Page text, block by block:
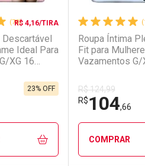
(78)
R$ 4,16/TIRA
Descartável
Ideal Para
XG 16
23% OFF
Roupa Íntima
Fit para
Vazamentos G/
R$ 124,99
R$104,66
COMPRAR